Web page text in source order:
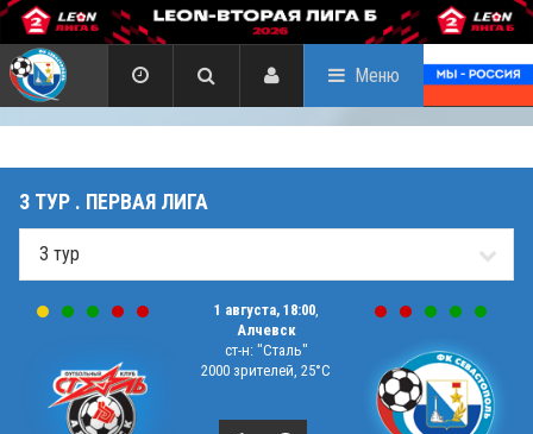
Меню
3 ТУР . ПЕРВАЯ ЛИГА
1 августа, 18:00,
Алчевск
ст-н: "Сталь"
2000 зрителей, 25°C